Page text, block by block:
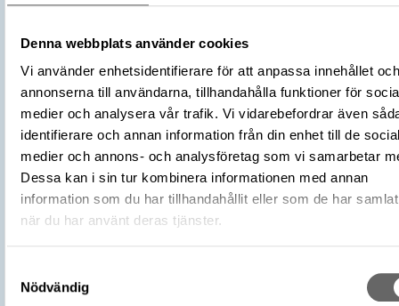
Denna webbplats använder cookies
Vi använder enhetsidentifierare för att anpassa innehållet och
annonserna till användarna, tillhandahålla funktioner för
medier och analysera vår trafik. Vi vidarebefordrar även
identifierare och annan information från din enhet till de
medier och annons- och analysföretag som vi samarbetar
Dessa kan i sin tur kombinera informationen med annan
information som du har tillhandahållit eller som de har
när du har använt deras tjänster.
Nödvändig
Antal
1
Datering
1100 – 1250
Tidsperiod
Tidig medeltid
Inskription
Runor
Föremålsnummer
1086386_HST
Andra nummer
Undernummer: 32
Förvärvsnummer
25339
Omnämns i katalog Förvärv: 25339 på Catview
Förvärvsdatum 1955
Kommun: Borgholm kommun,